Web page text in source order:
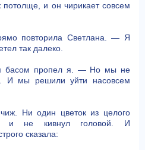
потолще, и он чирикает совсем
повторила Светлана. — Я
так далеко.
басом пропел я. — Но мы не
И мы решили уйти насовсем
Ни один цветок из целого
и не кивнул головой. И
сказала: